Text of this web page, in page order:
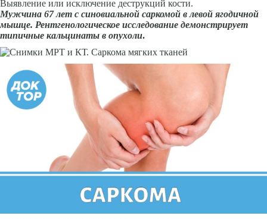
Выявление или исключение деструкций кости.
Мужчина 67 лет с синовиальной саркомой в левой ягодичной
мышце. Рентгенологическое исследование демонстрирует
типичные кальцинаты в опухоли.